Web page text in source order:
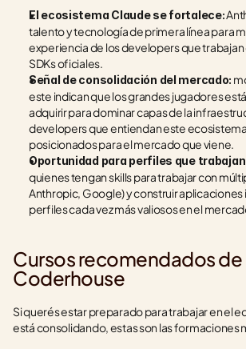
El ecosistema Claude se fortalece:
talento y tecnología de primera línea para
experiencia de los developers que trabajan
SDKs oficiales.
Señal de consolidación del mercado:
este indican que los grandes jugadores
adquirir para dominar capas de la
developers que entiendan este
posicionados para el mercado que viene.
Oportunidad para perfiles que trabajan
quienes tengan skills para trabajar con
Anthropic, Google) y construir aplicaciones
perfiles cada vez más valiosos en el
Cursos recomendados de
Coderhouse
Si querés estar preparado para trabajar en el
está consolidando, estas son las formaciones